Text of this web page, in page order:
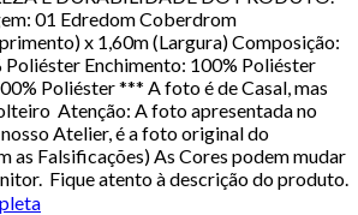
01 Edredom Coberdrom
x 1,60m (Largura) Composição:
Poliéster Enchimento: 100% Poliéster
Poliéster *** A foto é de Casal, mas
Atenção: A foto apresentada no
Atelier, é a foto original do
as Falsificações) As Cores podem mudar
Fique atento à descrição do produto.